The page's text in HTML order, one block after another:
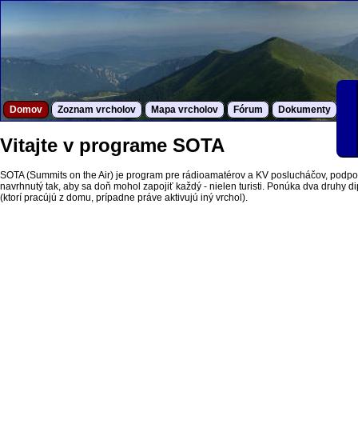
Domov Zoznam vrcholov Mapa vrcholov Fórum Dokumenty
Vitajte v programe SOTA
SOTA (Summits on the Air) je program pre rádioamatérov a KV poslucháčov,
navrhnutý tak, aby sa doň mohol zapojiť každý - nielen turisti. Ponúka dva druhy
(ktorí pracújú z domu, prípadne práve aktivujú iný vrchol).